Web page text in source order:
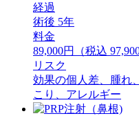
経過
術後 5年
料金
89,000円（税込 97,900
リスク
効果の個人差、腫れ
こり、アレルギー